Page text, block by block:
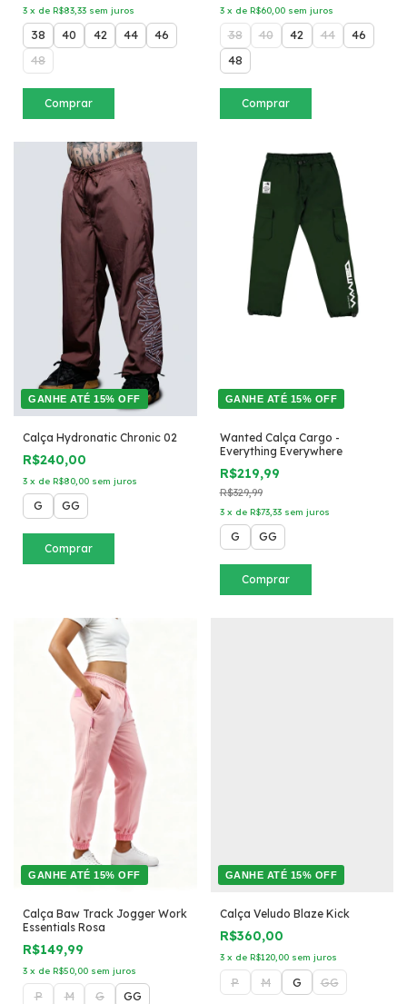
3 x de R$83,33 sem juros
38 40 42 44
46
48
Comprar
3 x de R$60,00 sem juros
38 40 42 44
46
48
Comprar
GANHE ATÉ 15% OFF
Calça Hydronatic Chronic 02
R$240,00
3 x de R$80,00 sem juros
G GG
Comprar
GANHE ATÉ 15% OFF
Wanted Calça Cargo -
Everything Everywhere
R$219,99
R$329,99
3 x de R$73,33 sem juros
G GG
Comprar
GANHE ATÉ 15% OFF
Calça Baw Track Jogger Work
Essentials Rosa
R$149,99
3 x de R$50,00 sem juros
P M G GG
GANHE ATÉ 15% OFF
Calça Veludo Blaze Kick
R$360,00
3 x de R$120,00 sem juros
P M G GG